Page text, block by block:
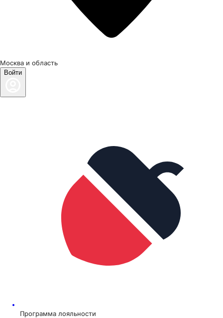
Москва и область
Войти
Программа лояльности